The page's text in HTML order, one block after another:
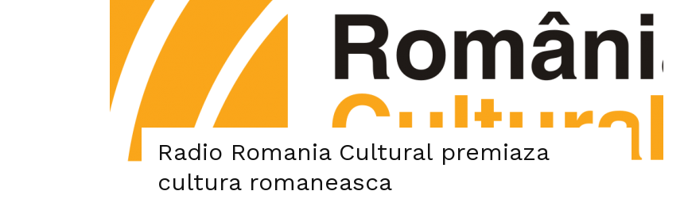
Radio Romania Cultural premiaza
cultura romaneasca